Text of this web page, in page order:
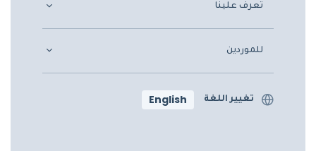
تعرف علينا
للموردين
تغيير اللغة English